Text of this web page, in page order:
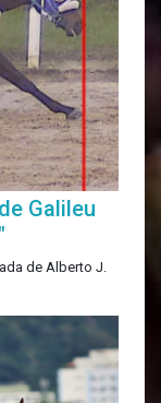
Galileu
de Alberto J.